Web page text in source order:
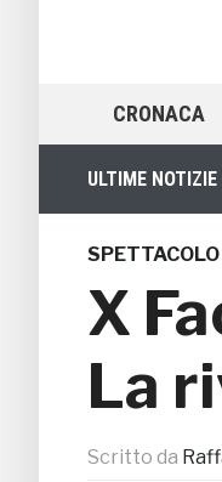
CRONACA
ULTIME NOTIZIE
Viaggi di
SPETTACOLO
X
La
Scritto da